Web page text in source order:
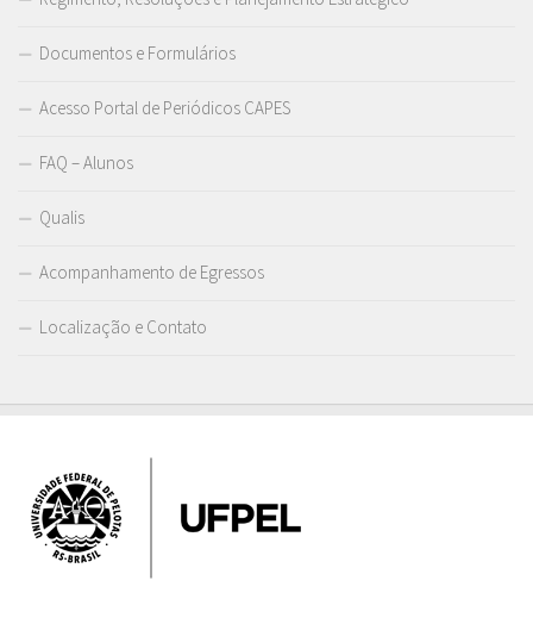
Documentos e Formulários
Acesso Portal de Periódicos CAPES
FAQ – Alunos
Qualis
Acompanhamento de Egressos
Localização e Contato